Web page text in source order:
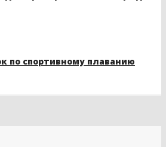
по спортивному плаванию